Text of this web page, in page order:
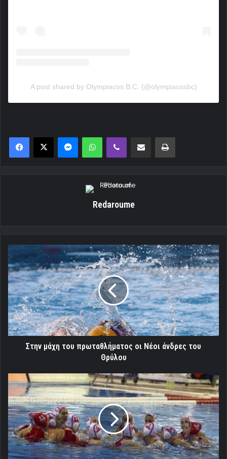
A post shared by Olympiacos B.C. (@olympiacosbc)
MessengerWhatsAppViber Κοινοποίηση μέσω ηλεκτρονικού ταχυδρομείουΕκτύπωση
Redaroume
Στην
μάχη
του
πρωταθλήματος
οι
Νέοι
άνδρες
του
Θρύλου
Στην μάχη του πρωταθλήματος οι Νέοι άνδρες του
Θρύλου
τώρα
Γλυφάδα
για
τα
κορίτσια
του
Θρύλου